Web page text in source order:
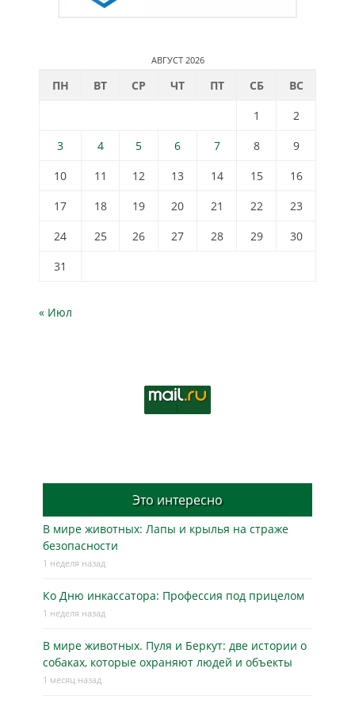
АВГУСТ 2026
ПН ВТ СР ЧТ ПТ СБ
ВС
1
2
3
4 5 6 7 8
9
10
11 12 13 14 15
16
17
18 19 20 21 22
23
24
25 26 27 28 29
30
31
« Июл
Это интересно
В мире животных: Лапы и крылья на страже
безопасности
1 неделя назад
Ко Дню инкассатора: Профессия под прицелом
1 неделя назад
В мире животных. Пуля и Беркут: две истории о
собаках, которые охраняют людей и объекты
1 месяц назад